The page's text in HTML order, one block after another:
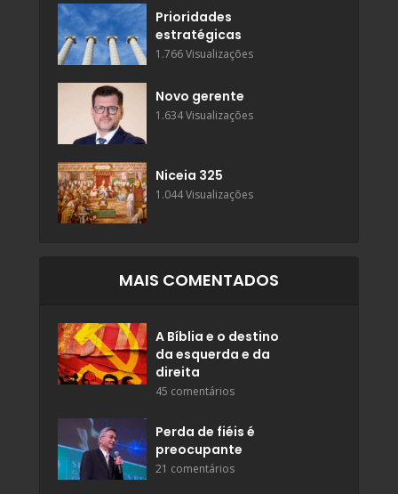
Prioridades
estratégicas
1.766 Visualizações
Novo gerente
1.634 Visualizações
Niceia 325
1.044 Visualizações
MAIS COMENTADOS
A Bíblia e o destino
da esquerda e da
direita
45 comentários
Perda de fiéis é
preocupante
21 comentários